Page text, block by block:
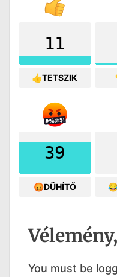
11
👍TETSZIK
39
😡DÜHÍTŐ
You must be